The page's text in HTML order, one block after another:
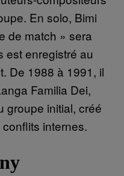
En solo, Bimi
de match » sera
est enregistré au
De 1988 à 1991, il
Familia Dei,
groupe initial, créé
internes.